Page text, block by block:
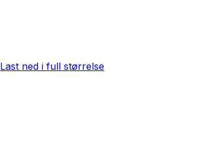
Last ned i full størrelse